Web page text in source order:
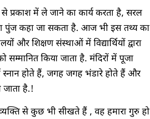
प्रकाश में ले जाने का कार्य करता है, सरल
पुंज कहा जा सकता है. आज भी इस तथ्य का
और शिक्षण संस्थाओं में विद्यार्थियों द्वारा
किया जाता है. मंदिरों में पूजा
में स्नान होते हैं, जगह जगह भंडारे होते हैं और
है.!
से कुछ भी सीखते हैं , वह हमारा गुरु हो